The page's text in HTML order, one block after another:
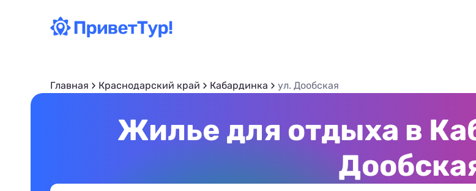
Главная Краснодарский край Кабардинка ул. Дообская
Жилье для отдыха в